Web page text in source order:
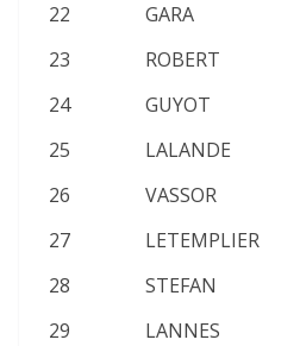
22
GARA
23
ROBERT
24
GUYOT
25
LALANDE
26
VASSOR
27
LETEMPLIER
28
STEFAN
29
LANNES